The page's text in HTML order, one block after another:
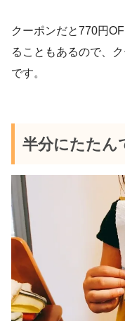
クーポンだと770円
ることもあるので、
です。
半分にたたん